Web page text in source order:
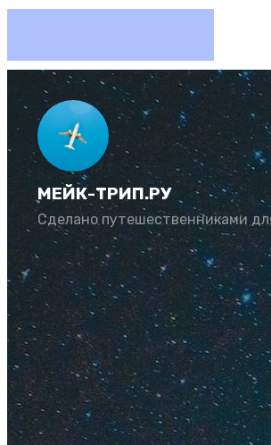
МЕЙК-ТРИП.РУ
Сделано путешественниками